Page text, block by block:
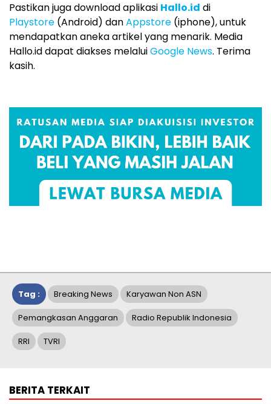
Pastikan juga download aplikasi Hallo.id di
Playstore (Android) danAppstore (iphone), untuk
mendapatkan aneka artikel yang menarik. Media
Hallo.id dapat diakses melaluiGoogle News. Terima
kasih.
Tag : Breaking News Karyawan Non ASN
Pemangkasan Anggaran Radio Republik Indonesia
RRI TVRI
BERITA TERKAIT